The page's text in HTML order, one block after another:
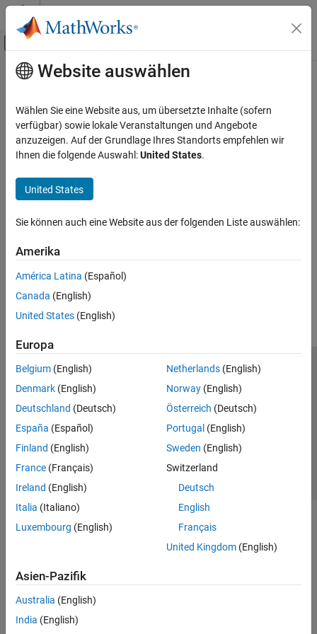
Weiter zum Inhalt
Umschaltung für Off-Canvas-
Startseite der Dokumentation
Hauptinhalt
How useful was this information?
Website auswählen
Wählen Sie eine Website aus, um übersetzte Inhalte (sofern
verfügbar) sowie lokale Veranstaltungen und Angebote
anzuzeigen. Auf der Grundlage Ihres Standorts empfehlen wir
Ihnen die folgende Auswahl:United States.
United States
Sie können auch eine Website aus der folgenden Liste auswählen:
Amerika
América Latina (Español)
Canada (English)
United States (English)
Europa
Belgium (English)
Denmark (English)
Deutschland (Deutsch)
España (Español)
Finland (English)
France (Français)
Ireland (English)
Italia (Italiano)
Luxembourg (English)
Netherlands(English)
Norway(English)
Österreich (Deutsch)
Portugal (English)
Sweden (English)
Switzerland
Deutsch
English
Français
United Kingdom(English)
Asien-Pazifik
Australia (English)
India (English)
Trust Center
Datenschutz-Richtlinien
Datendiebstahl verhindern
Status von Anwendungen
© 1994-2026 The MathWorks, Inc.
Website auswählen
Deutschland